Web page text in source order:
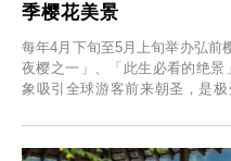
季樱花美景
每年4月下旬至5月上旬举办弘前
夜樱之一」、「此生必看的绝
象吸引全球游客前来朝圣，是
「冬季樱花灯光秀」。